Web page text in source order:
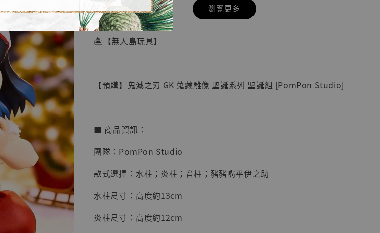
【店內現貨】七龍珠
系列蒐藏雕像 悟空
NT$ 4,280
- +
加入購物車
加購優惠【海賊王 布魯克達摩 [7STARS Studio]】
瀏覽更多
🏝【無人島玩具】
【預購】鬼滅之刃 GK 蒐藏雕像 聖誕系列 聖誕組 [PomPon Studio]
■ 商品資訊：
團隊：PomPon Studio
款式選擇：水柱；炎柱；音柱；豬豬嘴平伊之助
水柱尺寸：高度約13cm
炎柱尺寸：高度約12cm